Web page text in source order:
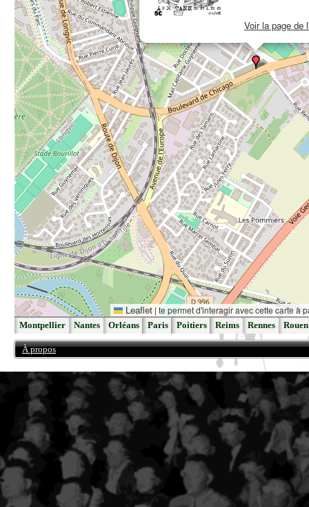
Voir la page de
Leaflet|te permet d'interagir avec cette carte à
Montpellier Nantes Orléans Paris Poitiers Reims Rennes Rouen
À propos